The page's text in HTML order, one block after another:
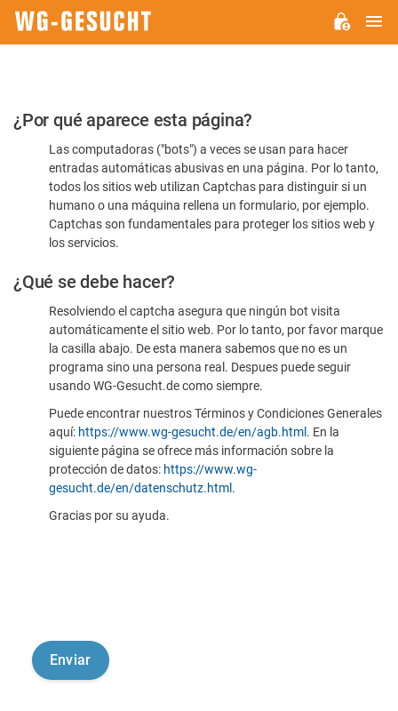
Por
favor,
confirme
humano
¿Por qué aparece esta página?
Las computadoras ("bots") a veces se usan para hacer
entradas automáticas abusivas en una página. Por lo tanto,
todos los sitios web utilizan Captchas para distinguir si un
humano o una máquina rellena un formulario, por ejemplo.
Captchas son fundamentales para proteger los sitios web y
los servicios.
¿Qué se debe hacer?
Resolviendo el captcha asegura que ningún bot visita
automáticamente el sitio web. Por lo tanto, por favor marque
la casilla abajo. De esta manera sabemos que no es un
programa sino una persona real. Despues puede seguir
usando WG-Gesucht.de como siempre.
Puede encontrar nuestros Términos y Condiciones Generales
aquí: https://www.wg-gesucht.de/en/agb.html . En la
siguiente página se ofrece más información sobre la
protección de datos: https://www.wg-
gesucht.de/en/datenschutz.html .
Gracias por su ayuda.